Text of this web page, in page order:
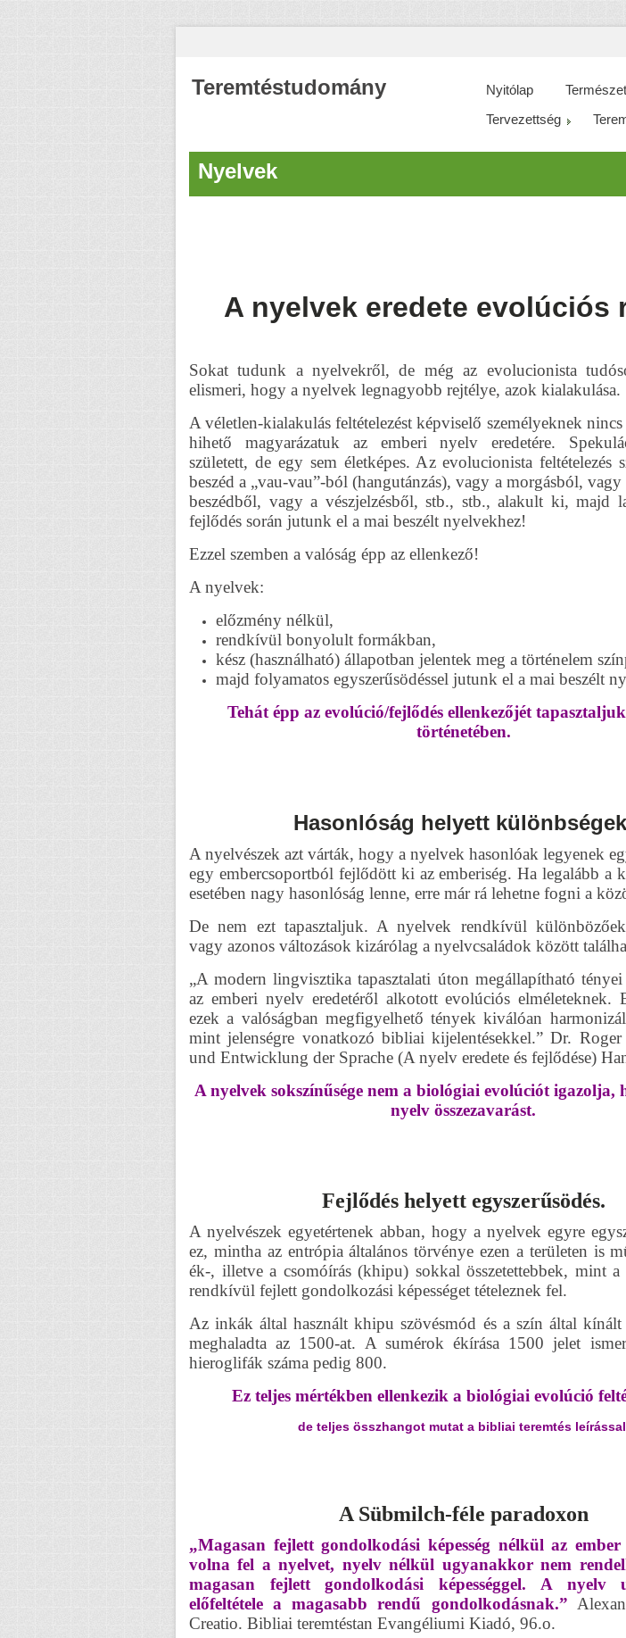
Teremtéstudomány Nyitólap
Tervezettség
Nyelvek
A nyelvek eredete evolúciós
Sokat tudunk a nyelvekről, de még az evolucionista
elismeri, hogy a nyelvek legnagyobb rejtélye, azok kialakulása.
A véletlen-kialakulás feltételezést képviselő személyeknek
hihető magyarázatuk az emberi nyelv eredetére.
született, de egy sem életképes. Az evolucionista feltételezés
beszéd a „vau-vau”-ból (hangutánzás), vagy a morgásból,
beszédből, vagy a vészjelzésből, stb., stb., alakult ki, majd
fejlődés során jutunk el a mai beszélt nyelvekhez!
Ezzel szemben a valóság épp az ellenkező!
A nyelvek:
előzmény nélkül,
rendkívül bonyolult formákban,
kész (használható) állapotban jelentek meg a történelem
majd folyamatos egyszerűsödéssel jutunk el a mai beszélt
Tehát épp az evolúció/fejlődés ellenkezőjét
történetében.
Hasonlóság helyett
A nyelvészek azt várták, hogy a nyelvek hasonlóak legyenek
egy embercsoportból fejlődött ki az emberiség. Ha legalább a
esetében nagy hasonlóság lenne, erre már rá lehetne fogni a
De nem ezt tapasztaljuk. A nyelvek rendkívül
vagy azonos változások kizárólag a nyelvcsaládok között
„A modern lingvisztika tapasztalati úton megállapítható
az emberi nyelv eredetéről alkotott evolúciós elméleteknek.
ezek a valóságban megfigyelhető tények kiválóan
mint jelenségre vonatkozó bibliai kijelentésekkel.” Dr.
und Entwicklung der Sprache (A nyelv eredete és fejlődése)
A nyelvek sokszínűsége nem a biológiai evolúciót igazolja,
nyelv összezavarást.
Fejlődés helyett egyszerűsödés.
A nyelvészek egyetértenek abban, hogy a nyelvek egyre
ez, mintha az entrópia általános törvénye ezen a területen is
ék-, illetve a csomóírás (khipu) sokkal összetettebbek, mint
rendkívül fejlett gondolkozási képességet tételeznek fel.
Az inkák által használt khipu szövésmód és a szín által kínált
meghaladta az 1500-at. A sumérok ékírása 1500 jelet
hieroglifák száma pedig 800.
Ez teljes mértékben ellenkezik a biológiai evolúció
de teljes összhangot mutat a bibliai teremtés
A Sübmilch-féle paradoxon
„Magasan fejlett gondolkodási képesség nélkül az
volna fel a nyelvet, nyelv nélkül ugyanakkor nem
magasan fejlett gondolkodási képességgel. A nyelv
előfeltétele a magasabb rendű gondolkodásnak.”
Creatio. Bibliai teremtéstan Evangéliumi Kiadó, 96.o.